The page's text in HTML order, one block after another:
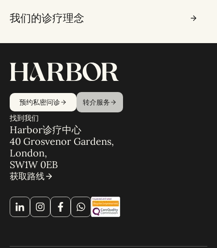
我们的诊疗理念
预约私密问诊 转介服务
找到我们
Harbor诊疗中心
40 Grosvenor Gardens,
London,
SW1W 0EB
获取路线